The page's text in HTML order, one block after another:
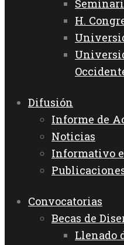
H.
Difusión
Informe de
Noticias
Informativo
Convocatorias
Becas de
Llenado